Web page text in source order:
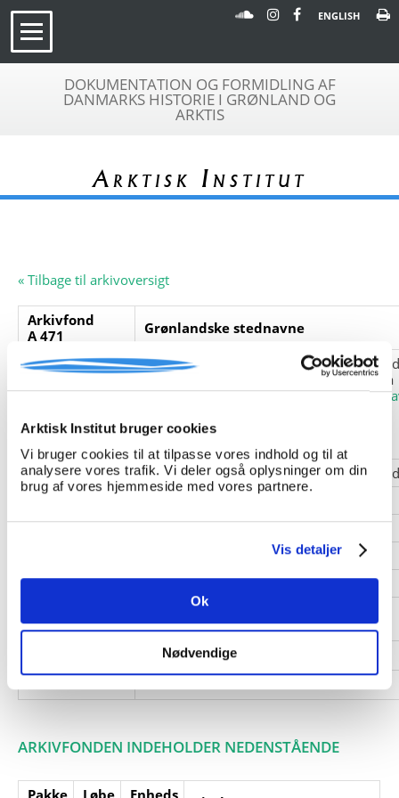
Arktisk Institut bruger cookies
Vi bruger cookies til at tilpasse vores indhold og til at
analysere vores trafik. Vi deler også oplysninger om din
brug af vores hjemmeside med vores partnere.
Vis detaljer
Ok
Nødvendige
ENGLISH
DOKUMENTATION OG FORMIDLING AF
DANMARKS HISTORIE I GRØNLAND OG
ARKTIS
Arktisk Institut
« Tilbage til arkivoversigt
Arkivfond
A 471
Grønlandske stednavne
Beskrivelse:
To forskellige lister over grønlandske
Maskinskrevne sider, udaterede. Se også
www.arktiskinstitut.dk/Stednavne/
Giver:
Lars Boje Rasmussen, via Carsten
Accessionsdato:
Klausuler:
Henvisninger
fonde:
ARKIVFONDEN INDEHOLDER NEDENSTÅENDE
Pakke Løbe Enheds